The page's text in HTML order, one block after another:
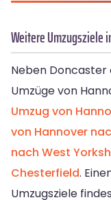
Weitere Umzugsziele
Neben
Umzüge von
Umzug von
von Hannover
nach West
Chesterfield.
Umzugsziele